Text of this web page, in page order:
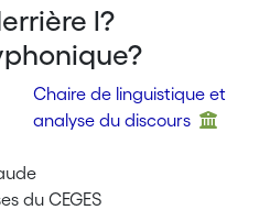
l?
Chaire de linguistique et
analyse du discours
du CEGES